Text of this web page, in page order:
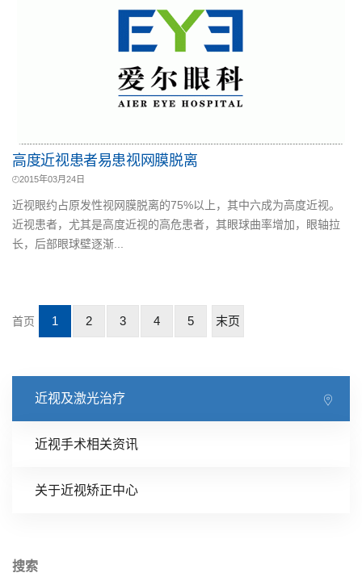
近视及激光治疗
近视手术相关资讯
关于近视矫正中心
搜索
高度近视患者易患视网膜脱离
2015年03月24日
近视眼约占原发性视网膜脱离的75%以上，其中六成为高度近视。
近视患者，尤其是高度近视的高危患者，其眼球曲率增加，眼轴拉
长，后部眼球壁逐渐...
首页 1 2 3 4 5 末页